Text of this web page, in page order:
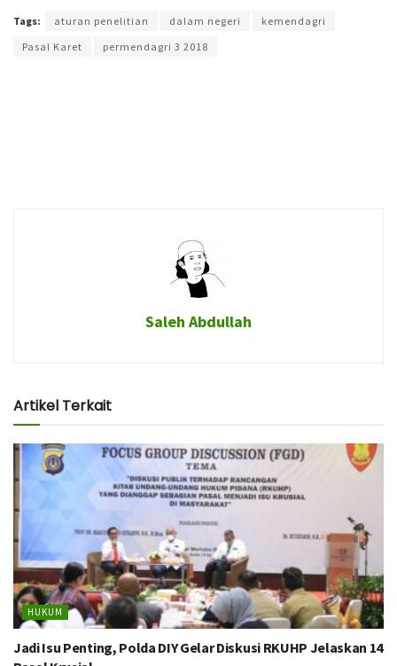
Tags: aturan penelitian dalam negeri
kemendagri
Pasal Karet
permendagri 3 2018
Saleh Abdullah
Artikel Terkait
HUKUM
Jadi Isu Penting, Polda DIY Gelar Diskusi RKUHP Jelaskan 14